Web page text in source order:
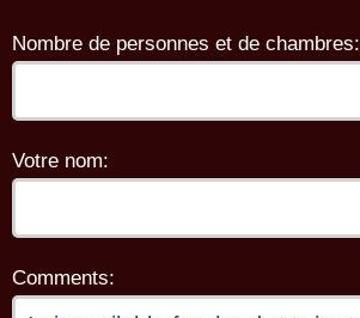
Nombre de personnes et de chambres:
Votre nom:
Comments: